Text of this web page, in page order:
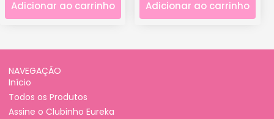
Adicionar ao carrinho Adicionar ao carrinho
NAVEGAÇÃO
Início
Todos os Produtos
Assine o Clubinho Eureka